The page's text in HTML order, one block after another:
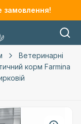
замовлення!
Ветеринарні
корм Farmina